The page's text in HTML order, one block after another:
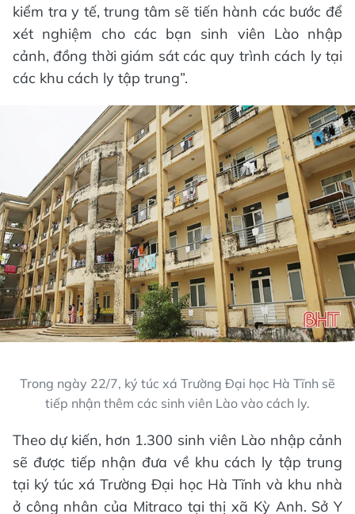
kiểm tra y tế, trung tâm sẽ tiến hành các bước để
xét nghiệm cho các bạn sinh viên Lào nhập
cảnh, đồng thời giám sát các quy trình cách ly tại
các khu cách ly tập trung”.
Trong ngày 22/7, ký túc xá Trường Đại học Hà Tĩnh sẽ
tiếp nhận thêm các sinh viên Lào vào cách ly.
Theo dự kiến, hơn 1.300 sinh viên Lào nhập cảnh
sẽ được tiếp nhận đưa về khu cách ly tập trung
tại ký túc xá Trường Đại học Hà Tĩnh và khu nhà
ở công nhân của Mitraco tại thị xã Kỳ Anh. Sở Y